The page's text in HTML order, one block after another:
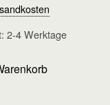
2-4 Werktage